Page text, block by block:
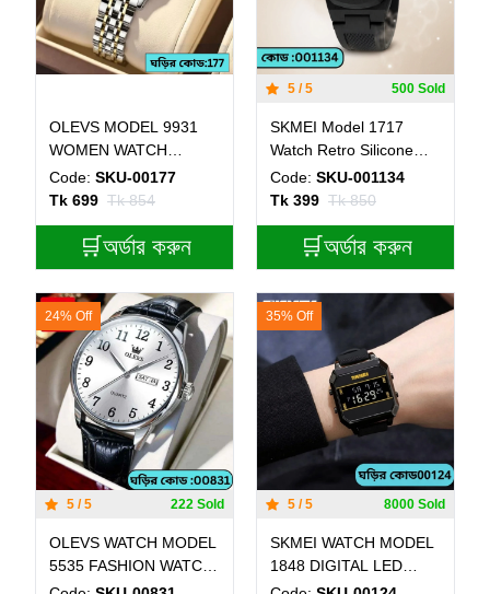
OLEVS MODEL 9931
WOMEN WATCH
TOTON DIAL WHITE
COLOUR WATCH FOR
Code: SKU-00177
Tk 699 Tk 854
🛒অর্ডার করুন
5 / 5 500 Sold
SKMEI Model 1717
Watch Retro Silicone
Band Casual Analog
Quartz Model 1717
DIAL BLACK OR WHITE
Code: SKU-001134
Tk 399 Tk 850
🛒অর্ডার করুন
24% Off
5 / 5 222 Sold
OLEVS WATCH MODEL
5535 FASHION WATCH
FOR MEN BELT BLACK
35% Off
5 / 5 8000 Sold
SKMEI WATCH MODEL
1848 DIGITAL LED
WATCH - FULL BLACK